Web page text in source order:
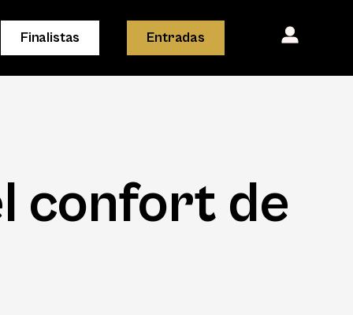
Finalistas Entradas
confort de